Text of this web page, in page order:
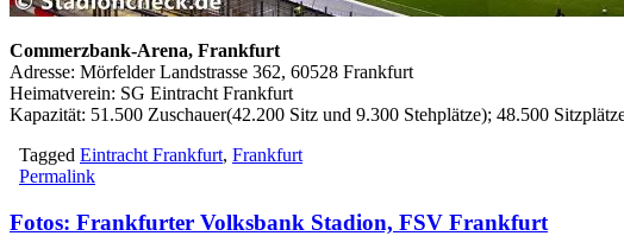
Commerzbank-Arena, Frankfurt
Adresse: Mörfelder Landstrasse 362, 60528 Frankfurt
Heimatverein: SG Eintracht Frankfurt
Kapazität: 51.500 Zuschauer(42.200 Sitz und 9.300 Stehplätze); 48.500
Tagged Eintracht Frankfurt, Frankfurt
Permalink
Fotos: Frankfurter Volksbank Stadion, FSV Frankfurt